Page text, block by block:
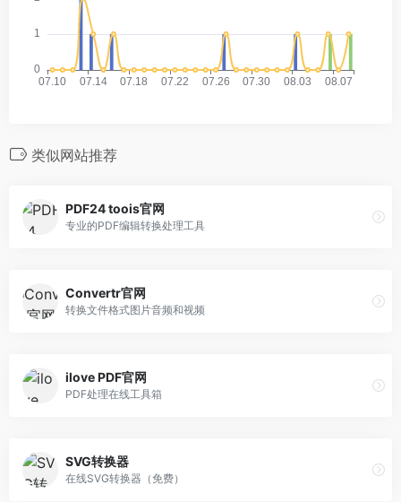
类似网站推荐
PDF24 toois官网
专业的PDF编辑转换处理工具
Convertr官网
转换文件格式图片音频和视频
ilove PDF官网
PDF处理在线工具箱
SVG转换器
在线SVG转换器（免费）